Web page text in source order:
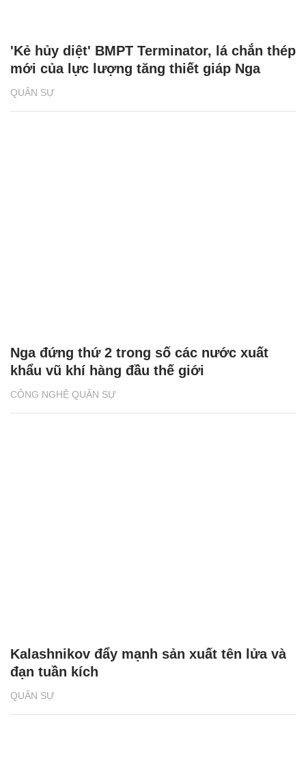
QUÂN SỰ
'Kẻ hủy diệt' BMPT Terminator, lá chắn thép
mới của lực lượng tăng thiết giáp Nga
CÔNG NGHỆ QUÂN SỰ
Nga đứng thứ 2 trong số các nước xuất
khẩu vũ khí hàng đầu thế giới
QUÂN SỰ
Kalashnikov đẩy mạnh sản xuất tên lửa và
đạn tuần kích